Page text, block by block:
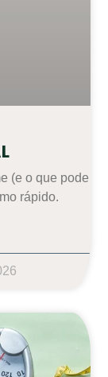
(e o que pode
rápido.